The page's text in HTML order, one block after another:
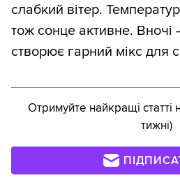
слабкий вітер.
тож сонце активне. Вночі
створює гарний мікс для
Отримуйте найкращі статті
тижні)